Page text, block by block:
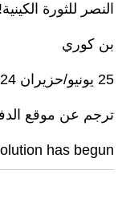
النصر للثورة الكينية!
بن كوري
25 يونيو/حزيران 2024
ترجم عن موقع
has begun